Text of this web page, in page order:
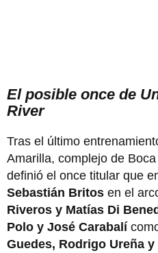
El posible once de
River
Tras el último
Amarilla, complejo de
definió el once titular que
Sebastián Britos en el
Riveros y Matías Di
Polo y José Carabalí
Guedes, Rodrigo Ureña